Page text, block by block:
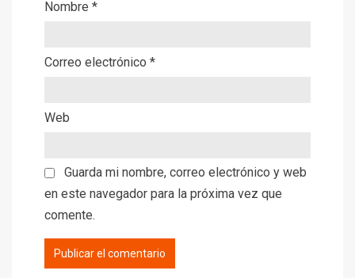
Nombre *
Correo electrónico *
Web
Guarda mi nombre, correo electrónico y web
en este navegador para la próxima vez que
comente.